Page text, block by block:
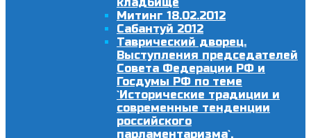
Митинг 18.02.2012
Сабантуй 2012
Таврический дворец.
Выступления председателей
Совета Федерации РФ и
Госдумы РФ по теме
`Исторические традиции и
современные тенденции
российского
парламентаризма`.